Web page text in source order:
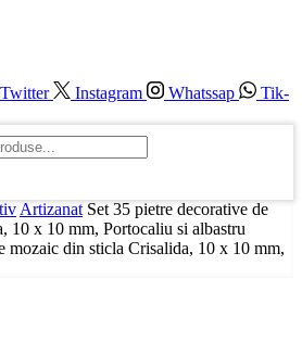
Twitter Instagram Whatssap
Tik-
Artizanat Set 35 pietre decorative de
10 x 10 mm, Portocaliu si albastru
mozaic din sticla Crisalida, 10 x 10 mm,